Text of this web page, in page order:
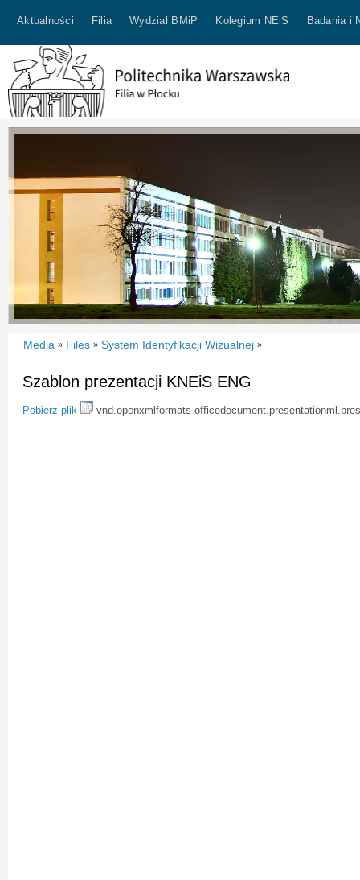
Aktualności Filia Wydział BMiP Kolegium NEiS Badania i
Media » Files » System Identyfikacji Wizualnej »
Szablon prezentacji KNEiS ENG
Pobierz plik vnd.openxmlformats-